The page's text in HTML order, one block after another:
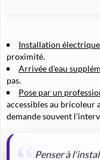
Installation
proximité.
Arrivée d'eau
pas.
Pose par un
accessibles au bricoleur
demande souvent
Penser à